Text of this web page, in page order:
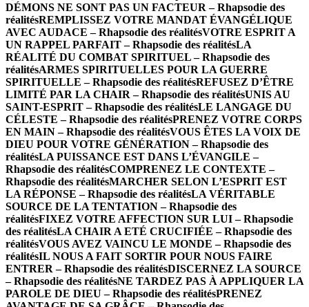
DÉMONS NE SONT PAS UN FACTEUR – Rhapsodie des
réalitésREMPLISSEZ VOTRE MANDAT ÉVANGÉLIQUE
AVEC AUDACE – Rhapsodie des réalitésVOTRE ESPRIT A
UN RAPPEL PARFAIT – Rhapsodie des réalitésLA
RÉALITÉ DU COMBAT SPIRITUEL – Rhapsodie des
réalitésARMES SPIRITUELLES POUR LA GUERRE
SPIRITUELLE – Rhapsodie des réalitésREFUSEZ D’ÊTRE
LIMITÉ PAR LA CHAIR – Rhapsodie des réalitésUNIS AU
SAINT-ESPRIT – Rhapsodie des réalitésLE LANGAGE DU
CÉLESTE – Rhapsodie des réalitésPRENEZ VOTRE CORPS
EN MAIN – Rhapsodie des réalitésVOUS ÊTES LA VOIX DE
DIEU POUR VOTRE GÉNÉRATION – Rhapsodie des
réalitésLA PUISSANCE EST DANS L’ÉVANGILE –
Rhapsodie des réalitésCOMPRENEZ LE CONTEXTE –
Rhapsodie des réalitésMARCHER SELON L’ESPRIT EST
LA RÉPONSE – Rhapsodie des réalitésLA VÉRITABLE
SOURCE DE LA TENTATION – Rhapsodie des
réalitésFIXEZ VOTRE AFFECTION SUR LUI – Rhapsodie
des réalitésLA CHAIR A ETÉ CRUCIFIÉE – Rhapsodie des
réalitésVOUS AVEZ VAINCU LE MONDE – Rhapsodie des
réalitésIL NOUS A FAIT SORTIR POUR NOUS FAIRE
ENTRER – Rhapsodie des réalitésDISCERNEZ LA SOURCE
– Rhapsodie des réalitésNE TARDEZ PAS À APPLIQUER LA
PAROLE DE DIEU – Rhapsodie des réalitésPRENEZ